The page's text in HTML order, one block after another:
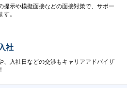
提示や模擬面接などの面接対策で、サポー
す。
社
、入社日などの交渉もキャリアアドバイザ